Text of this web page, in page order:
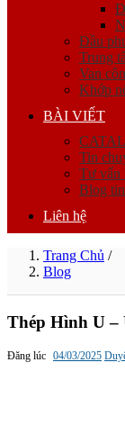
Đầu
Trung
Van
Khớp
BÀI VIẾT
Tin
Tư vấn
Blog
Liên hệ
Trang Chủ /
Blog
Thép Hình U –
Đăng lúc 04/03/2025